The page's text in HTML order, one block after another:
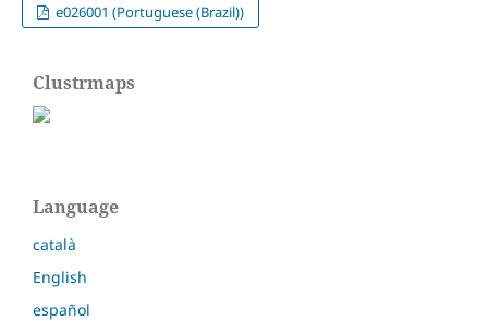
e026001 (Portuguese (Brazil))
Clustrmaps
Language
català
English
español